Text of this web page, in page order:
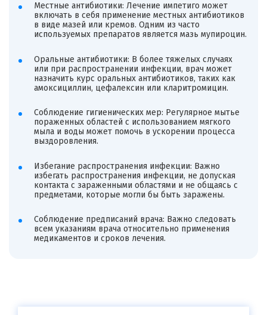
Местные антибиотики: Лечение импетиго может
включать в себя применение местных антибиотиков
в виде мазей или кремов. Одним из часто
используемых препаратов является мазь мупироцин.
Оральные антибиотики: В более тяжелых случаях
или при распространении инфекции, врач может
назначить курс оральных антибиотиков, таких как
амоксициллин, цефалексин или кларитромицин.
Соблюдение гигиенических мер: Регулярное мытье
пораженных областей с использованием мягкого
мыла и воды может помочь в ускорении процесса
выздоровления.
Избегание распространения инфекции: Важно
избегать распространения инфекции, не допуская
контакта с зараженными областями и не общаясь с
предметами, которые могли бы быть заражены.
Соблюдение предписаний врача: Важно следовать
всем указаниям врача относительно применения
медикаментов и сроков лечения.